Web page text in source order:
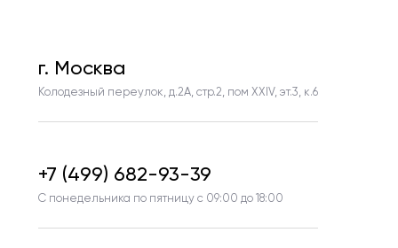
г. Москва
Колодезный переулок, д.2А, стр.2, пом ХХIV, эт.3, к.6
+7 (499) 682-93-39
С понедельника по пятницу с 09:00 до 18:00